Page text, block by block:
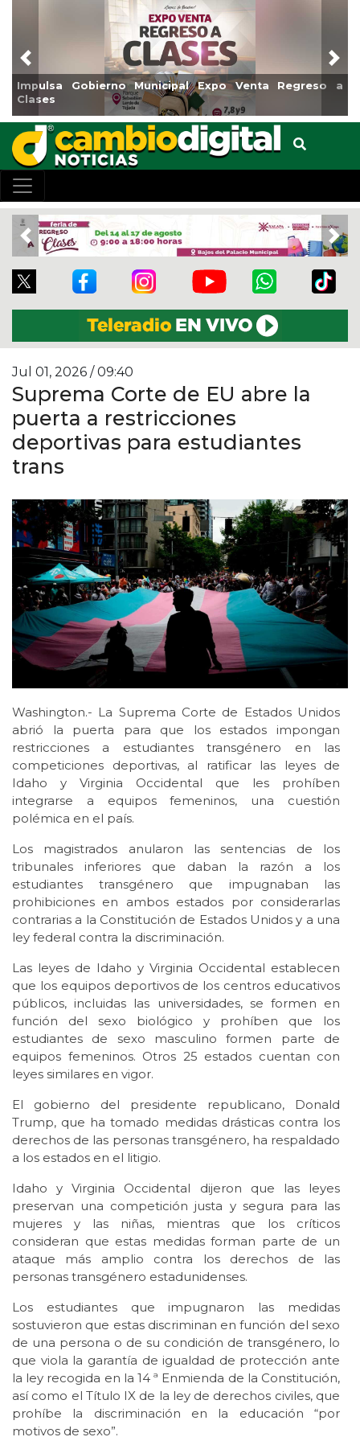
Municipal Expo Venta Regreso a
Reabrirá
Previous
Previous
Jul 01, 2026 / 09:40
Suprema Corte de EU abre la
puerta a restricciones
deportivas para estudiantes
trans
Washington.- La Suprema Corte de Estados Unidos
abrió la puerta para que los estados impongan
restricciones a estudiantes transgénero en las
competiciones deportivas, al ratificar las leyes de
Idaho y Virginia Occidental que les prohíben
integrarse a equipos femeninos, una cuestión
polémica en el país.
Los magistrados anularon las sentencias de los
tribunales inferiores que daban la razón a los
estudiantes transgénero que impugnaban las
prohibiciones en ambos estados por considerarlas
contrarias a la Constitución de Estados Unidos y a una
ley federal contra la discriminación.
Las leyes de Idaho y Virginia Occidental establecen
que los equipos deportivos de los centros educativos
públicos, incluidas las universidades, se formen en
función del sexo biológico y prohíben ‌que ‌los
estudiantes de sexo masculino formen parte de
equipos femeninos. Otros 25 estados cuentan con
leyes similares en vigor.
El gobierno del presidente republicano, Donald
Trump, que ha tomado medidas drásticas contra los
derechos de las personas transgénero, ha respaldado
a los estados en el litigio.
Idaho ‌y Virginia Occidental dijeron que las leyes
preservan una competición justa y segura para las
mujeres y las niñas, mientras que los críticos
consideran que estas medidas forman parte de un
ataque más amplio contra los derechos de las
personas transgénero estadunidenses.
Los estudiantes que impugnaron las medidas
sostuvieron que estas discriminan en función del sexo
de una persona o de su condición de transgénero, lo
que viola la garantía de igualdad de protección ante
la ‌ley recogida en la 14 ª Enmienda de la Constitución,
así como el Título IX de la ley de derechos civiles, que
prohíbe la discriminación en la educación “por
motivos de sexo”.